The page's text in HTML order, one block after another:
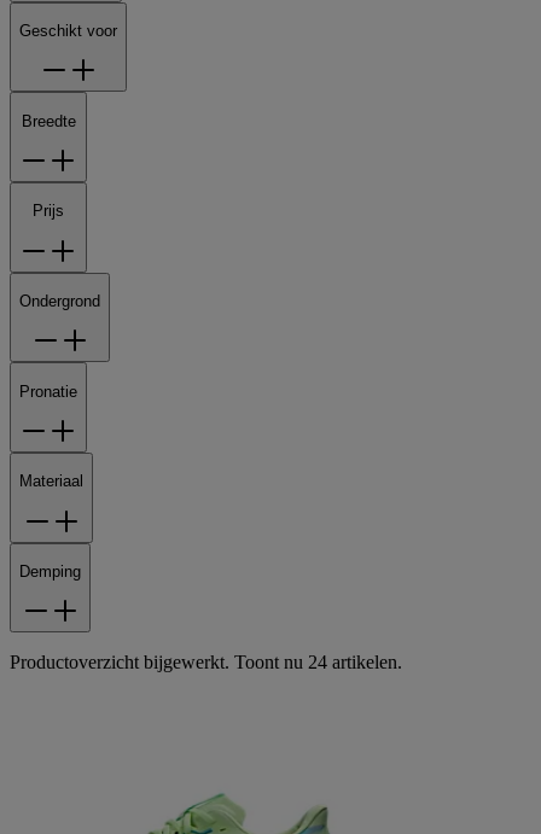
Geschikt voor
Breedte
Prijs
Ondergrond
Pronatie
Materiaal
Demping
Productoverzicht bijgewerkt. Toont nu 24 artikelen.